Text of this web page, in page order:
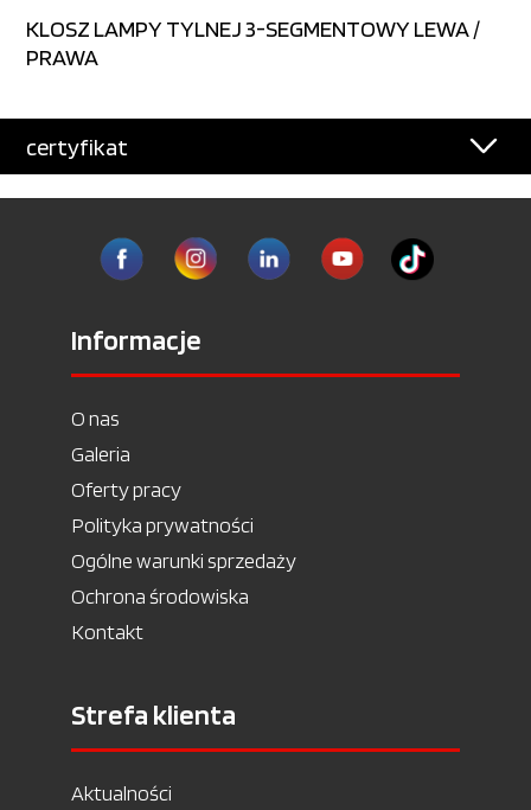
KLOSZ LAMPY TYLNEJ 3-SEGMENTOWY LEWA /
PRAWA
certyfikat
Informacje
O nas
Galeria
Oferty pracy
Polityka prywatności
Ogólne warunki sprzedaży
Ochrona środowiska
Kontakt
Strefa klienta
Aktualności